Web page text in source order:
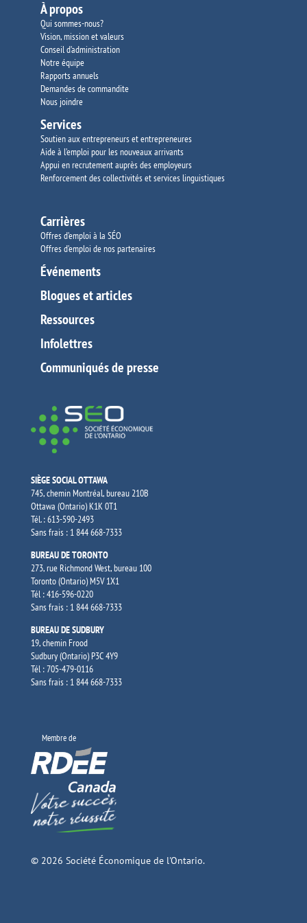
À propos
Qui sommes-nous?
Vision, mission et valeurs
Conseil d’administration
Notre équipe
Rapports annuels
Demandes de commandite
Nous joindre
Services
Soutien aux entrepreneurs et entrepreneures
Aide à l’emploi pour les nouveaux arrivants
Appui en recrutement auprès des employeurs
Renforcement des collectivités et services linguistiques
Carrières
Offres d’emploi à la SÉO
Offres d’emploi de nos partenaires
Événements
Blogues et articles
Ressources
Infolettres
Communiqués de presse
SIÈGE SOCIAL OTTAWA
745, chemin Montréal, bureau 210B
Ottawa (Ontario) K1K 0T1
Tél. : 613-590-2493
Sans frais : 1 844 668-7333
BUREAU DE TORONTO
273, rue Richmond West, bureau 100
Toronto (Ontario) M5V 1X1
Tél : 416-596-0220
Sans frais : 1 844 668-7333
BUREAU DE SUDBURY
19, chemin Frood
Sudbury (Ontario) P3C 4Y9
Tél : 705-479-0116
Sans frais : 1 844 668-7333
Membre de
© 2026 Société Économique de l'Ontario.